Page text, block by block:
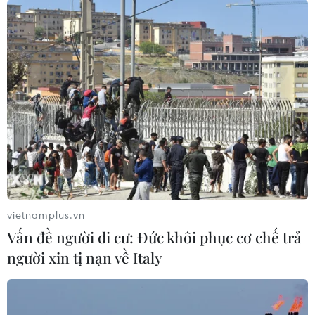
vietnamplus.vn
Vấn đề người di cư: Đức khôi phục cơ chế trả
người xin tị nạn về Italy